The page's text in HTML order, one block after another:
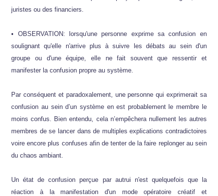
juristes ou des financiers.
• OBSERVATION: lorsqu'une personne exprime sa confusion en
soulignant qu'elle n'arrive plus à suivre les débats au sein d'un
groupe ou d'une équipe, elle ne fait souvent que ressentir et
manifester la confusion propre au système.
Par conséquent et paradoxalement, une personne qui exprimerait sa
confusion au sein d’un système en est probablement le membre le
moins confus. Bien entendu, cela n’empêchera nullement les autres
membres de se lancer dans de multiples explications contradictoires
voire encore plus confuses afin de tenter de la faire replonger au sein
du chaos ambiant.
Un état de confusion perçue par autrui n'est quelquefois que la
réaction à la manifestation d'un mode opératoire créatif et